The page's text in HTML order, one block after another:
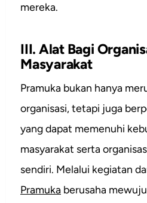
mereka.
III. Alat Bagi
Masyarakat
Pramuka bukan hanya
organisasi, tetapi juga
yang dapat memenuhi
masyarakat serta
sendiri. Melalui kegiatan
Pramuka berusaha